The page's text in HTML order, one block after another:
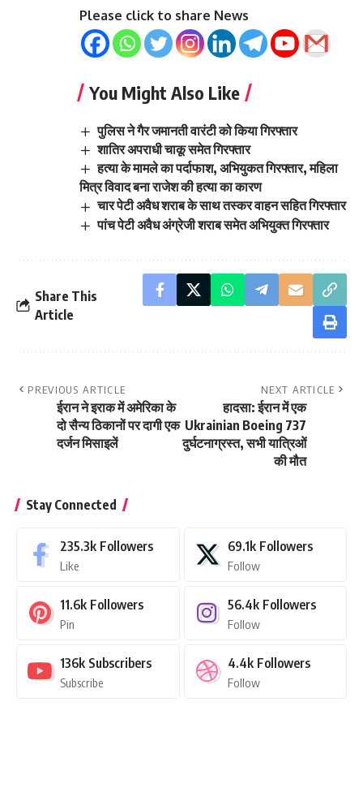
Please click to share News
You Might Also Like
पुलिस ने गैर जमानती वारंटी को किया गिरफ्तार
शातिर अपराधी चाकू समेत गिरफ्तार
हत्या के मामले का पर्दाफाश, अभियुकत गिरफ्तार, महिला
मित्र विवाद बना राजेश की हत्या का कारण
चार पेटी अवैध शराब के साथ तस्कर वाहन सहित गिरफ्तार
पांच पेटी अवैध अंग्रेजी शराब समेत अभियुक्त गिरफ्तार
Share This
Article
PREVIOUS ARTICLE
ईरान ने इराक में अमेरिका के
दो सैन्‍य ठिकानों पर दागी एक
दर्जन मिसाइलें
NEXT ARTICLE
हादसा: ईरान में एक
Ukrainian Boeing 737
दुर्घटनाग्रस्त, सभी यात्रिओं
की मौत
Stay Connected
235.3k Followers
Like
69.1k Followers
Follow
11.6k Followers
Pin
56.4k Followers
Follow
136k Subscribers
Subscribe
4.4k Followers
Follow